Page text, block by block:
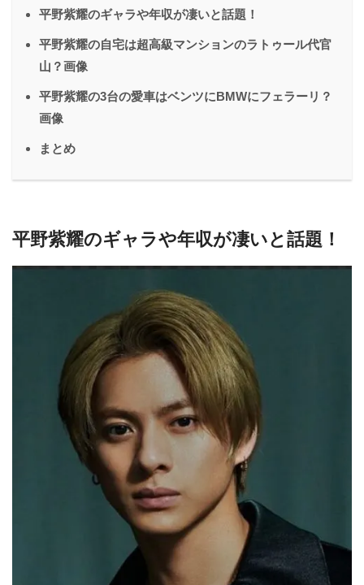
平野紫耀のギャラや年収が凄いと話題！
平野紫耀の自宅は超高級マンションのラトゥール代官
山？画像
平野紫耀の3台の愛車はベンツにBMWにフェラーリ？
画像
まとめ
平野紫耀のギャラや年収が凄いと話題！